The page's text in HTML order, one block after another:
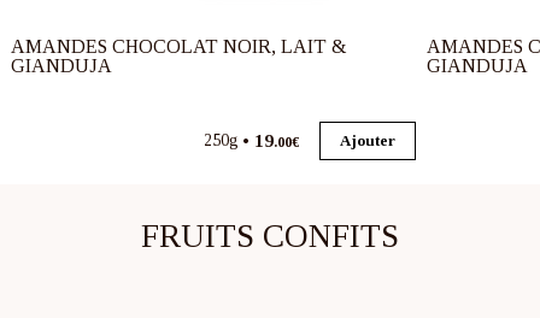
AMANDES CHOCOLAT NOIR, LAIT &
GIANDUJA
250g 19.00€ Ajouter
AMANDES
GIANDUJA
FRUITS CONFITS